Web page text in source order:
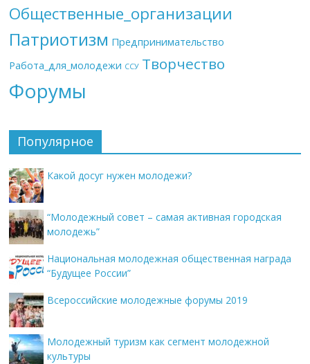
Общественные_организации
Патриотизм Предпринимательство
Работа_для_молодежи ССУ Творчество
Форумы
Популярное
Какой досуг нужен молодежи?
“Молодежный совет – самая активная городская
молодежь”
Национальная молодежная общественная награда
“Будущее России”
Всероссийские молодежные форумы 2019
Молодежный туризм как сегмент молодежной
культуры